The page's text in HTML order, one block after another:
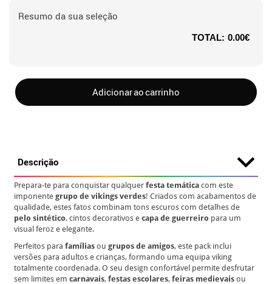
Resumo da sua seleção
TOTAL: 0.00€
Adicionar ao carrinho
Descrição
Prepara-te para conquistar qualquerfesta temática com este
imponentegrupo de vikings verdes! Criados com acabamentos de
qualidade, estes fatos combinam tons escuros com detalhes de
pelo sintético, cintos decorativos ecapa de guerreiro para um
visual feroz e elegante.
Perfeitos parafamílias ougrupos de amigos, este pack inclui
versões para adultos e crianças, formando uma equipa viking
totalmente coordenada. O seu design confortável permite desfrutar
sem limites emcarnavais,festas escolares,feiras medievais ou